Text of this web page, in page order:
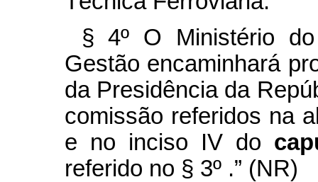
§ 4º O Ministério
Gestão encaminhará
da Presidência da
comissão referidos na
e no inciso IV do
referido no § 3º .” (NR)